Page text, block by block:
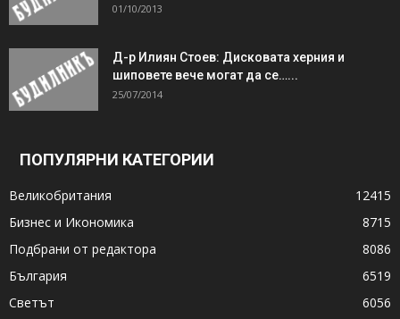
01/10/2013
Д-р Илиян Стоев: Дисковата херния и
шиповете вече могат да се…...
25/07/2014
ПОПУЛЯРНИ КАТЕГОРИИ
Великобритания
12415
Бизнес и Икономика
8715
Подбрани от редактора
8086
България
6519
Светът
6056